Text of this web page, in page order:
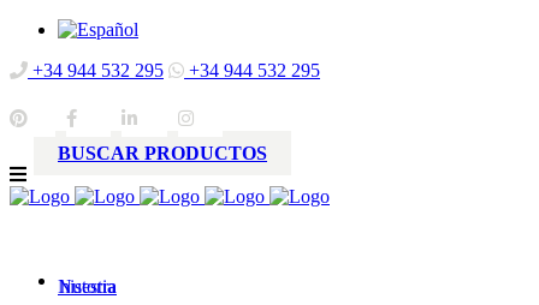
+34 944 532 295 +34 944 532 295
BUSCAR PRODUCTOS
Nuestra
historia